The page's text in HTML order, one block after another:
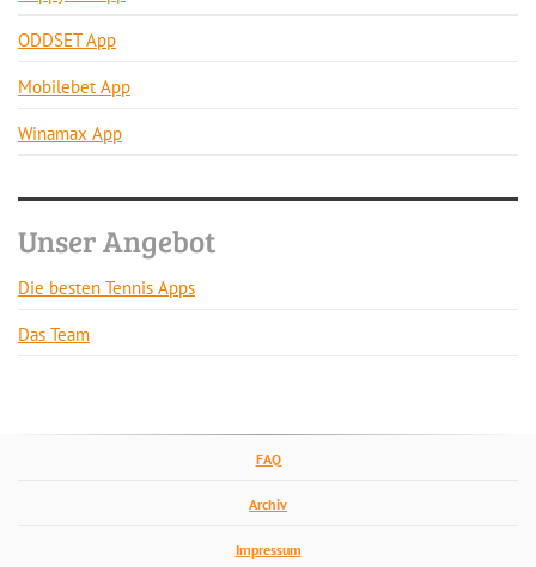
ODDSET App
Mobilebet App
Winamax App
Unser Angebot
Die besten Tennis Apps
Das Team
FAQ
Archiv
Impressum